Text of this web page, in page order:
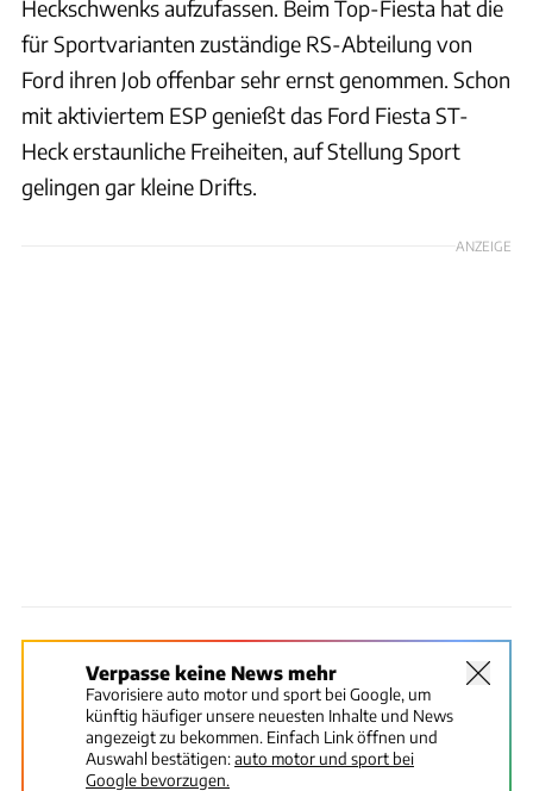
Heckschwenks aufzufassen. Beim Top-Fiesta hat die
für Sportvarianten zuständige RS-Abteilung von
Ford ihren Job offenbar sehr ernst genommen. Schon
mit aktiviertem ESP genießt das Ford Fiesta ST-
Heck erstaunliche Freiheiten, auf Stellung Sport
gelingen gar kleine Drifts.
ANZEIGE
Verpasse keine News mehr
Favorisiere auto motor und sport bei Google, um
künftig häufiger unsere neuesten Inhalte und News
angezeigt zu bekommen. Einfach Link öffnen und
Auswahl bestätigen:auto motor und sport bei
Google bevorzugen.